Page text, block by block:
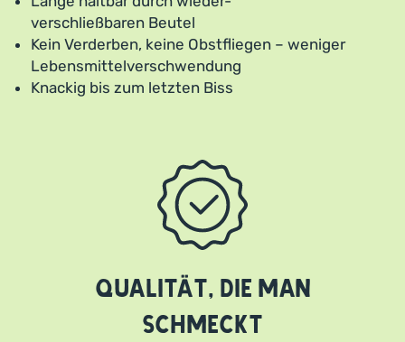
verschließbaren Beutel
Kein Verderben, keine Obstfliegen – weniger
Lebensmittelverschwendung
Knackig bis zum letzten Biss
Qualität, die man
schmeckt